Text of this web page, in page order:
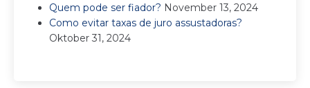
Quem pode ser fiador? November 13, 2024
Como evitar taxas de juro assustadoras?
Oktober 31, 2024